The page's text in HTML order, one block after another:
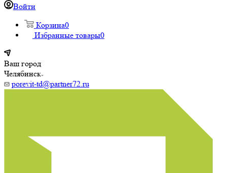
Войти
Корзина0
Избранные товары0
Ваш город
Челябинск
porevit-td@partner72.ru